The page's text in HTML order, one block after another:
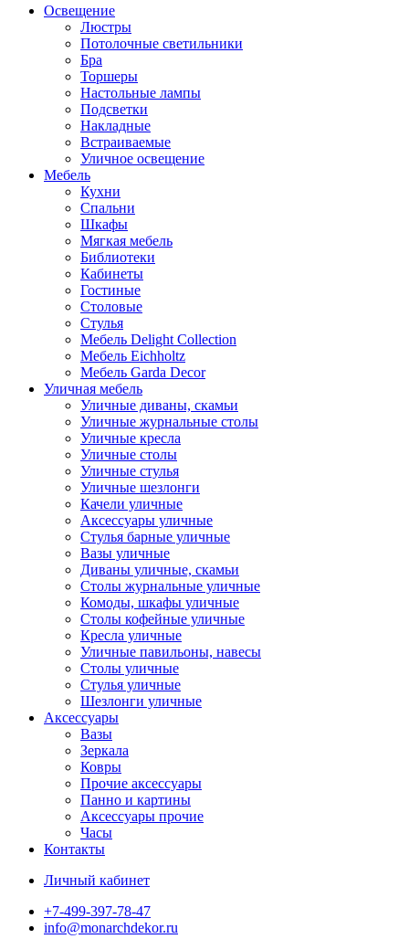
Освещение
Люстры
Потолочные светильники
Бра
Торшеры
Настольные лампы
Подсветки
Накладные
Встраиваемые
Уличное освещение
Мебель
Кухни
Спальни
Шкафы
Мягкая мебель
Библиотеки
Кабинеты
Гостиные
Столовые
Стулья
Мебель Delight Collection
Мебель Eichholtz
Мебель Garda Decor
Уличная мебель
Уличные диваны, скамьи
Уличные журнальные столы
Уличные кресла
Уличные столы
Уличные стулья
Уличные шезлонги
Качели уличные
Аксессуары уличные
Стулья барные уличные
Вазы уличные
Диваны уличные, скамьи
Столы журнальные уличные
Комоды, шкафы уличные
Столы кофейные уличные
Кресла уличные
Уличные павильоны, навесы
Столы уличные
Стулья уличные
Шезлонги уличные
Аксессуары
Вазы
Зеркала
Ковры
Прочие аксессуары
Панно и картины
Аксессуары прочие
Часы
Контакты
Личный кабинет
+7-499-397-78-47
info@monarchdekor.ru